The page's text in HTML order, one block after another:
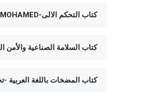
كتاب التحكم الالى-ABADA MOHAMED
كتاب السلامة الصناعية
كتاب المضخات باللغة العربية